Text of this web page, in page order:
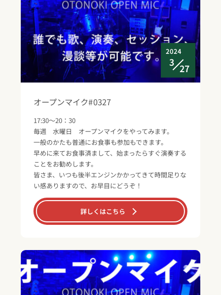
2024
3
27
オープンマイク#0327
17:30～20：30
毎週 水曜日 オープンマイクをやってみます。
一般のかたも普通にお食事も参加もできます。
早めに来てお食事済まして、始まったらすぐ演奏する
ことをお勧めします。
皆さま、いつも後半エンジンかかってきて時間足りな
い感ありますので、お早目にどうぞ！
詳しくはこちら